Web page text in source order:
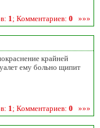
1; Комментариев: 0 »»»
крайней
ему больно щипит
1; Комментариев: 0 »»»